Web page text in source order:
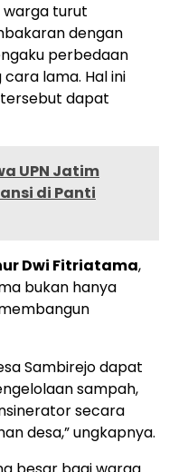
warga turut
dengan
perbedaan
lama. Hal ini
dapat
UPN Jatim
di Panti
Dwi Fitriatama,
bukan hanya
Sambirejo dapat
sampah,
secara
desa,” ungkapnya.